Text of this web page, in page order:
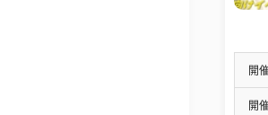
開
開